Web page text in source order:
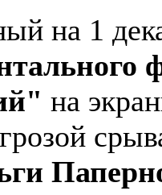
на 1
на